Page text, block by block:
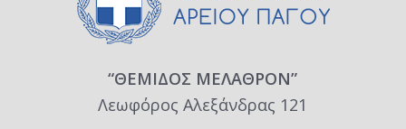
“ΘΕΜΙΔΟΣ ΜΕΛΑΘΡΟΝ”
Λεωφόρος Αλεξάνδρας 121